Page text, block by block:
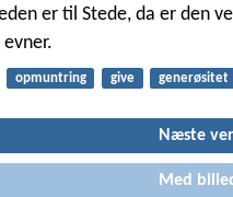
er til Stede, da er den
opmuntring give generøsitet
Næste
Med